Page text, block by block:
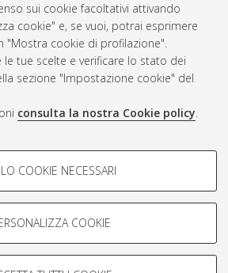
sui cookie facoltativi attivando
cookie" e, se vuoi, potrai esprimere
"Mostra cookie di profilazione".
tue scelte e verificare lo stato dei
sezione "Impostazione cookie" del
consulta la nostra Cookie policy.
-
per analizzare le caratteristiche della
creare profili in base al loro comportamento
COOKIE NECESSARI
COOKIE
sito